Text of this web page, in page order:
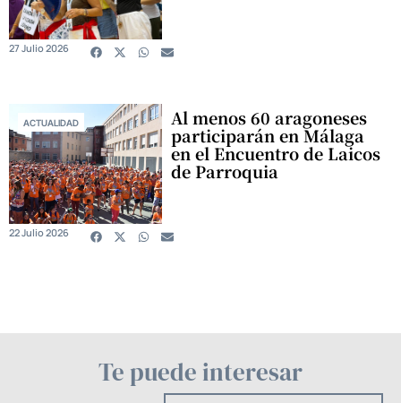
27 Julio 2026
ACTUALIDAD Al menos 60 aragoneses
participarán en Málaga
en el Encuentro de Laicos
de Parroquia
22 Julio 2026
Te puede interesar